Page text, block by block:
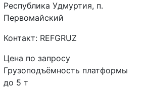
Республика Удмуртия, п.
Первомайский
Контакт: REFGRUZ
Цена по запросу
Грузоподъёмность платформы
до 5 т